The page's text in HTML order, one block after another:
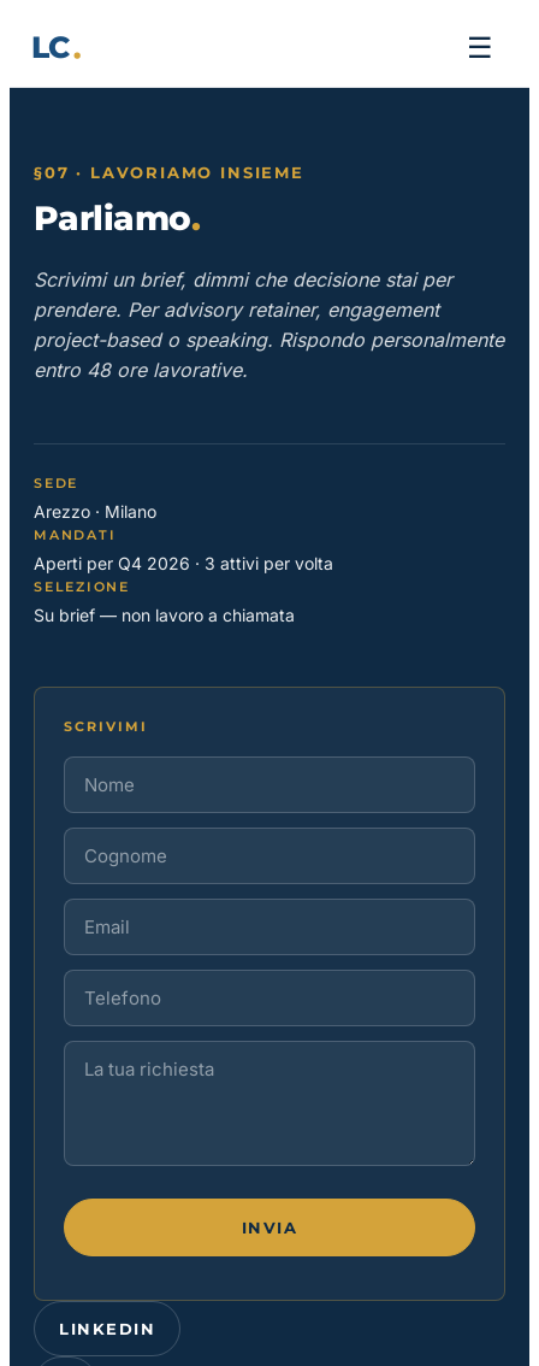
contenuto
LC ☰
§07 · LAVORIAMO INSIEME
Parliamo.
Scrivimi un brief, dimmi che decisione stai per
prendere. Per advisory retainer, engagement
project-based o speaking. Rispondo personalmente
entro 48 ore lavorative.
SEDE
Arezzo · Milano
MANDATI
Aperti per Q4 2026 · 3 attivi per volta
SELEZIONE
Su brief — non lavoro a chiamata
SCRIVIMI
INVIA
LINKEDIN